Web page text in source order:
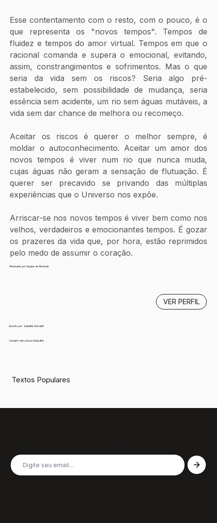
Esse contentamento com o resto, com o pouco, é o
que representa os "novos tempos". Tempos de
fluidez e tempos do amor virtual. Tempos em que o
racional comanda e supera o emocional, evitando,
assim, constrangimentos e sofrimentos. Mas o que
seria da vida sem os riscos? Seria algo pré-
estabelecido, sem possibilidade de mudança, seria
essência sem acidente, um rio sem águas mutáveis, a
vida sem dar chance de melhora ou recomeço.
Aceitar os riscos é querer o melhor sempre, é
moldar o autoconhecimento. Aceitar um amor dos
novos tempos é viver num rio que nunca muda,
cujas águas não geram a sensação de flutuação. É
querer ser precavido se privando das múltiplas
experiências que o Universo nos expõe.
Arriscar-se nos novos tempos é viver bem como nos
velhos, verdadeiros e emocionantes tempos. É gozar
os prazeres da vida que, por hora, estão reprimidos
pelo medo de assumir o coração.
Revisado por Equipe de Revisão
Escrito por Isabella Grimaldi
Usuário não possui biografia
VER PERFIL
Textos Populares